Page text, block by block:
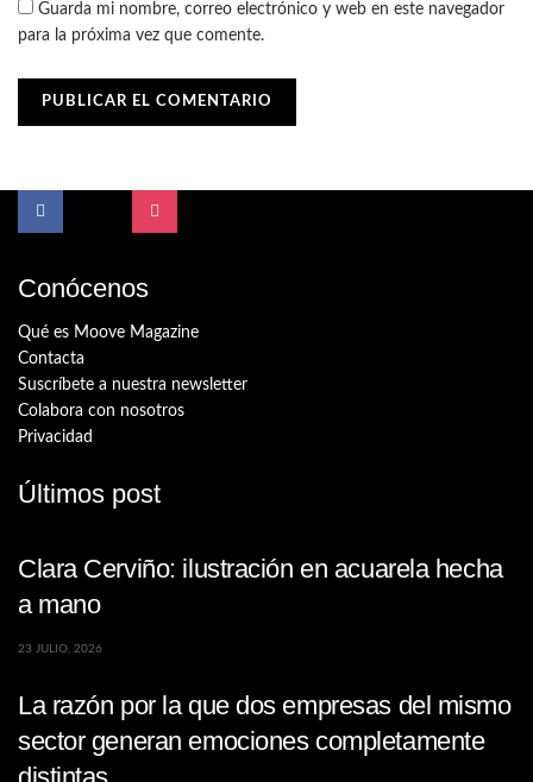
Guarda mi nombre, correo electrónico y web en este navegador
para la próxima vez que comente.
Conócenos
Qué es Moove Magazine
Contacta
Suscríbete a nuestra newsletter
Colabora con nosotros
Privacidad
Últimos post
Clara Cerviño: ilustración en acuarela hecha
a mano
23 JULIO, 2026
La razón por la que dos empresas del mismo
sector generan emociones completamente